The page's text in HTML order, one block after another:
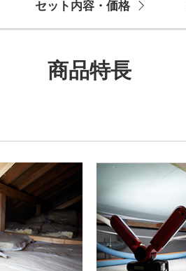
セット内容・価格
商品特長